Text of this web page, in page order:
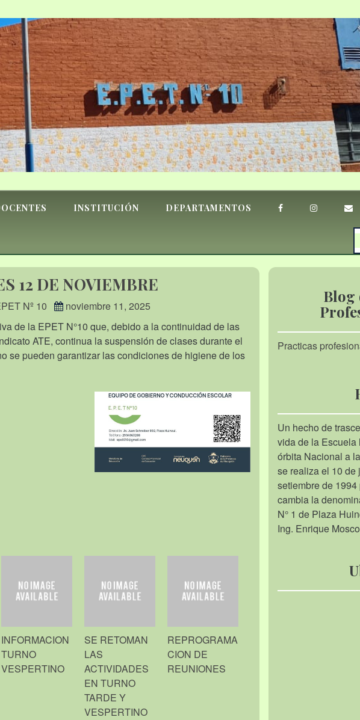
INSTITUCIÓN DEPARTAMENTOS
12 DE NOVIEMBRE
Nº 10
noviembre 11, 2025
de la EPET N°10 que, debido a la continuidad de las
ATE, continua la suspensión de clases durante el
se pueden garantizar las condiciones de higiene de los
INFORMACION
TURNO
VESPERTINO
SE RETOMAN
LAS
ACTIVIDADES
EN TURNO
TARDE Y
VESPERTINO
REPROGRAMA
CION DE
REUNIONES
Blog
Practicas
Un hecho de
vida de la Escuela
órbita Nacional a
se realiza el 10 de
setiembre de
cambia la
N° 1 de Plaza
Ing. Enrique